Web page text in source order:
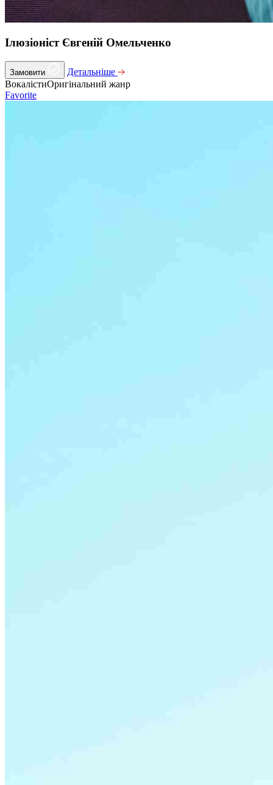
Ілюзіоніст Євгеній Омельченко
Замовити
Детальніше
ВокалістиОригінальний жанр
Favorite